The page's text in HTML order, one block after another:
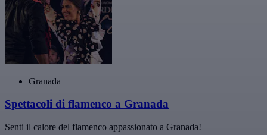
Granada
Spettacoli di flamenco a Granada
Senti il calore del flamenco appassionato a Granada!